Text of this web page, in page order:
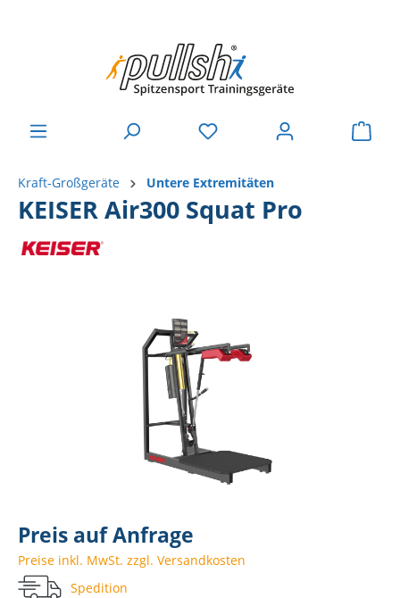
Kraft-Großgeräte Untere Extremitäten
KEISER Air300 Squat Pro
Preis auf Anfrage
Preise inkl. MwSt. zzgl. Versandkosten
Spedition